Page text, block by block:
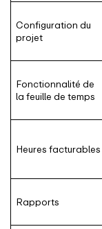
Configuration du
projet
Fonctionnalité de
la feuille de temps
Heures facturables
Rapports